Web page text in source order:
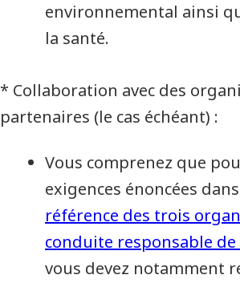
environnemental ainsi
la santé.
* Collaboration avec des
partenaires (le cas échéant) :
Vous comprenez que
exigences énoncées
référence des trois
conduite responsable de
vous devez notamment